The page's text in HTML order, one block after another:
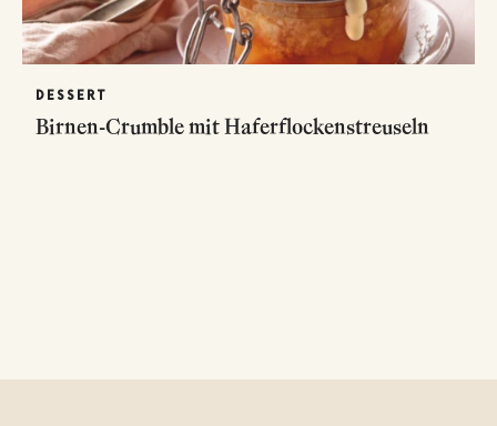
DESSERT
Birnen-Crumble mit Haferflockenstreuseln